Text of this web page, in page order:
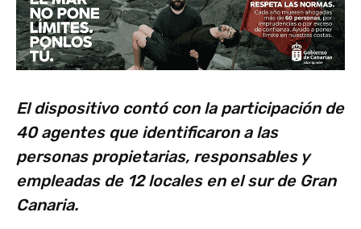
El dispositivo contó con la participación de
40 agentes que identificaron a las
personas propietarias, responsables y
empleadas de 12 locales en el sur de Gran
Canaria.